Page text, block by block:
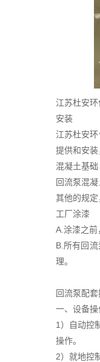
江苏杜安
安装
江苏杜安
提供和安
混凝土基础
回流泵混
其他的规
工厂涂漆
A.涂漆之
B.所有回
理。
回流泵配
一、设备操
1）自动控
操作。
2）就地控